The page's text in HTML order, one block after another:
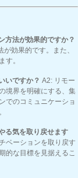
方法が効果的ですか？
効果的です。また、
す。
いですか？ A2: リモー
境界を明確にする、集
でのコミュニケーショ
る気を取り戻せます
ベーションを取り戻す
的な目標を見据えるこ